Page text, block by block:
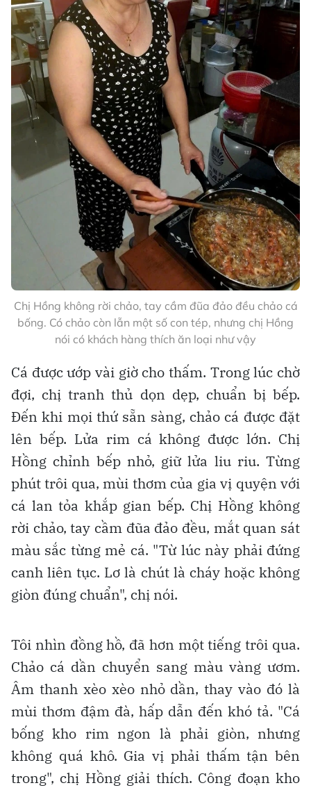
Chị Hồng không rời chảo, tay cầm đũa đảo đều chảo cá
bống. Có chảo còn lẫn một số con tép, nhưng chị Hồng
nói có khách hàng thích ăn loại như vậy
Cá được ướp vài giờ cho thấm. Trong lúc chờ
đợi, chị tranh thủ dọn dẹp, chuẩn bị bếp.
Đến khi mọi thứ sẵn sàng, chảo cá được đặt
lên bếp. Lửa rim cá không được lớn. Chị
Hồng chỉnh bếp nhỏ, giữ lửa liu riu. Từng
phút trôi qua, mùi thơm của gia vị quyện với
cá lan tỏa khắp gian bếp. Chị Hồng không
rời chảo, tay cầm đũa đảo đều, mắt quan sát
màu sắc từng mẻ cá. "Từ lúc này phải đứng
canh liên tục. Lơ là chút là cháy hoặc không
giòn đúng chuẩn", chị nói.
Tôi nhìn đồng hồ, đã hơn một tiếng trôi qua.
Chảo cá dần chuyển sang màu vàng ươm.
Âm thanh xèo xèo nhỏ dần, thay vào đó là
mùi thơm đậm đà, hấp dẫn đến khó tả. "Cá
bống kho rim ngon là phải giòn, nhưng
không quá khô. Gia vị phải thấm tận bên
trong", chị Hồng giải thích. Công đoạn kho